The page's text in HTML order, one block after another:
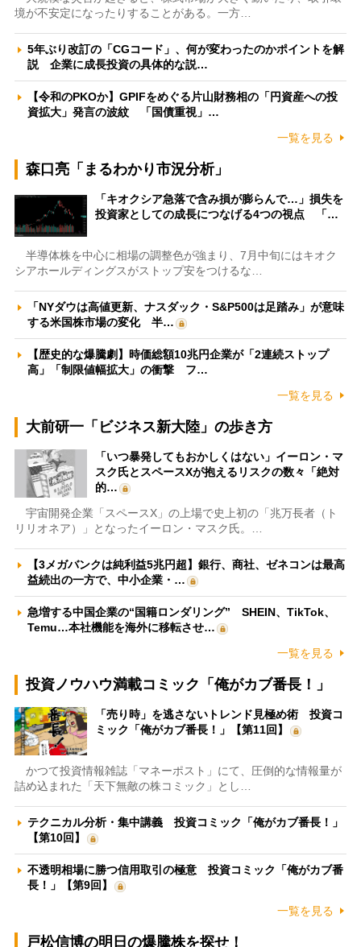
境が不安定になったりすることがある。一方…
5年ぶり改訂の「CGコード」、何が変わったのかポイントを解
説 企業に成長投資の具体的な説…
【令和のPKOか】GPIFをめぐる片山財務相の「円資産への投
資拡大」発言の波紋 「国債重視」…
一覧を見る
森口亮「まるわかり市況分析」
「キオクシア急落で含み損が膨らんで…」損失を
投資家としての成長につなげる4つの視点 「…
半導体株を中心に相場の調整色が強まり、7月中旬にはキオク
シアホールディングスがストップ安をつけるな…
「NYダウは高値更新、ナスダック・S&P500は足踏み」が意味
する米国株市場の変化 半…
【歴史的な爆騰劇】時価総額10兆円企業が「2連続ストップ
高」「制限値幅拡大」の衝撃 フ…
一覧を見る
大前研一「ビジネス新大陸」の歩き方
「いつ暴発してもおかしくはない」イーロン・マ
スク氏とスペースXが抱えるリスクの数々「絶対
的…
宇宙開発企業「スペースX」の上場で史上初の「兆万長者（ト
リリオネア）」となったイーロン・マスク氏。…
【3メガバンクは純利益5兆円超】銀行、商社、ゼネコンは最高
益続出の一方で、中小企業・…
急増する中国企業の“国籍ロンダリング” SHEIN、TikTok、
Temu…本社機能を海外に移転させ…
一覧を見る
投資ノウハウ満載コミック「俺がカブ番長！」
「売り時」を逃さないトレンド見極め術 投資コ
ミック「俺がカブ番長！」【第11回】
かつて投資情報雑誌「マネーポスト」にて、圧倒的な情報量が
詰め込まれた「天下無敵の株コミック」とし…
テクニカル分析・集中講義 投資コミック「俺がカブ番長！」
【第10回】
不透明相場に勝つ信用取引の極意 投資コミック「俺がカブ番
長！」【第9回】
一覧を見る
戸松信博の明日の爆騰株を探せ！